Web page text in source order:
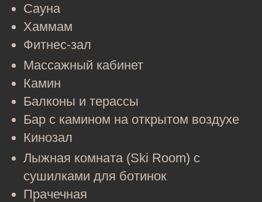
Сауна
Хаммам
Фитнес-зал
Массажный кабинет
Камин
Балконы и терассы
Бар с камином на открытом воздухе
Кинозал
Лыжная комната (Ski Room) с
сушилками для ботинок
Прачечная